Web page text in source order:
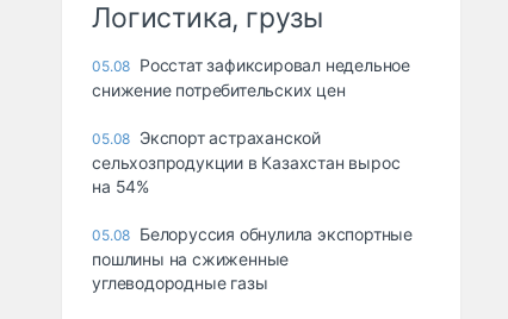
Логистика, грузы
05.08 Росстат зафиксировал недельное
снижение потребительских цен
05.08 Экспорт астраханской
сельхозпродукции в Казахстан вырос
на 54%
05.08 Белоруссия обнулила экспортные
пошлины на сжиженные
углеводородные газы